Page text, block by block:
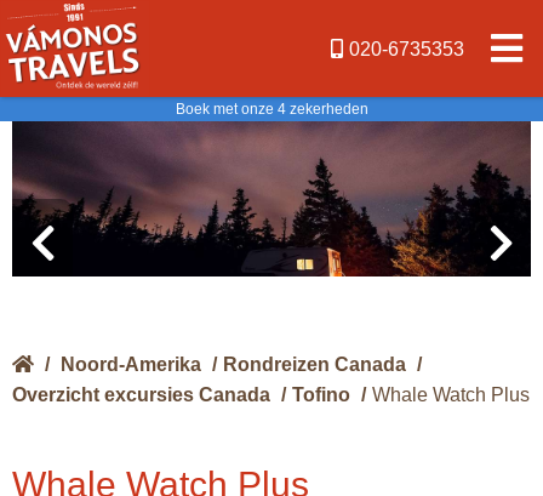
020-6735353
Boek met onze 4 zekerheden
/ Noord-Amerika / Rondreizen Canada /
Overzicht excursies Canada / Tofino / Whale Watch Plus
Whale Watch Plus